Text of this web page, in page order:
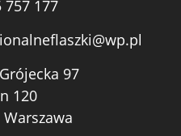
757 177
97
120
Warszawa